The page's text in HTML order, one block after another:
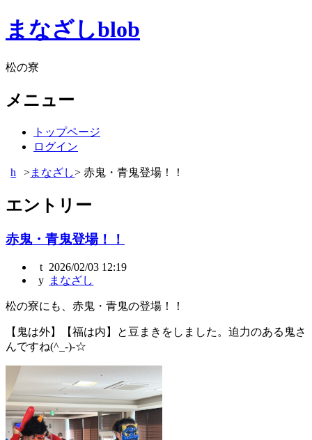
まなざしblob
松の寮
メニュー
トップページ
ログイン
>まなざし> 赤鬼・青鬼登場！！
エントリー
赤鬼・青鬼登場！！
2026/02/03 12:19
まなざし
松の寮にも、赤鬼・青鬼の登場！！
【鬼は外】【福は内】と豆まきをしました。迫力のある鬼さ
んですね(^_-)-☆